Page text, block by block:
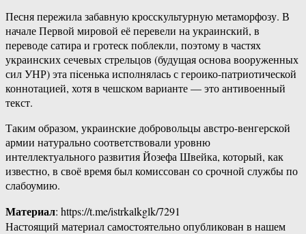
Песня пережила забавную кросскультурную метаморфозу. В
начале Первой мировой её перевели на украинский, в
переводе сатира и гротеск поблекли, поэтому в частях
украинских сечевых стрельцов (будущая основа вооруженных
сил УНР) эта пiсенька исполнялась с героико-патриотической
коннотацией, хотя в чешском варианте — это антивоенный
текст.
Таким образом, украинские добровольцы австро-венгерской
армии натурально соответствовали уровню
интеллектуального развития Йозефа Швейка, который, как
известно, в своё время был комиссован со срочной службы по
слабоумию.
Материал: https://t.me/istrkalkglk/7291
Настоящий материал самостоятельно опубликован в нашем